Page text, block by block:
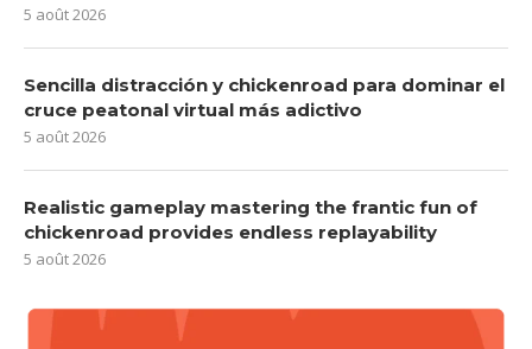
5 août 2026
Sencilla distracción y chickenroad para dominar el
cruce peatonal virtual más adictivo
5 août 2026
Realistic gameplay mastering the frantic fun of
chickenroad provides endless replayability
5 août 2026